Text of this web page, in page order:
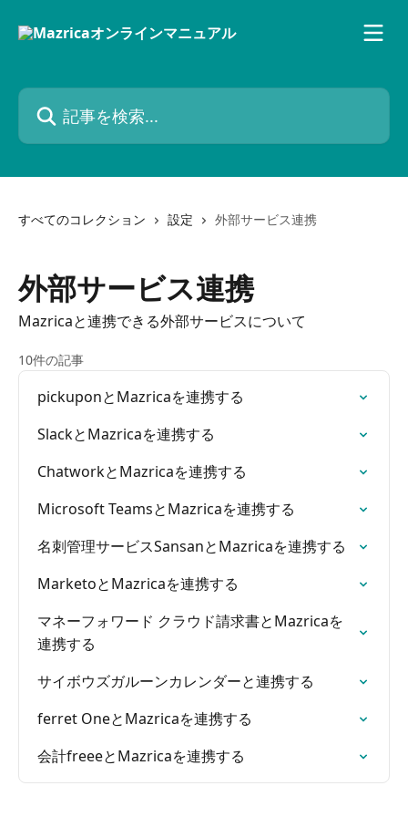
記事を検索...
すべてのコレクション 設定 外部サービス連携
外部サービス連携
Mazricaと連携できる外部サービスについて
10件の記事
pickuponとMazricaを連携する
SlackとMazricaを連携する
ChatworkとMazricaを連携する
Microsoft TeamsとMazricaを連携する
名刺管理サービスSansanとMazricaを連携する
MarketoとMazricaを連携する
マネーフォワード クラウド請求書とMazricaを
連携する
サイボウズガルーンカレンダーと連携する
ferret OneとMazricaを連携する
会計freeeとMazricaを連携する